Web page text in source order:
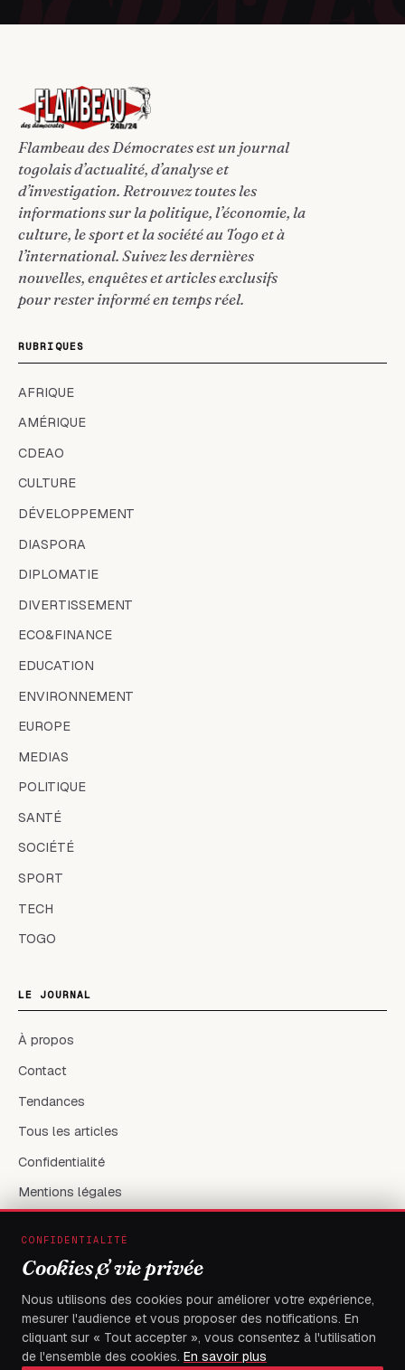
Flambeau des Démocrates est un journal
togolais d’actualité, d’analyse et
d’investigation. Retrouvez toutes les
informations sur la politique, l’économie, la
culture, le sport et la société au Togo et à
l’international. Suivez les dernières
nouvelles, enquêtes et articles exclusifs
pour rester informé en temps réel.
RUBRIQUES
AFRIQUE
AMÉRIQUE
CDEAO
CULTURE
DÉVELOPPEMENT
DIASPORA
DIPLOMATIE
DIVERTISSEMENT
ECO&FINANCE
EDUCATION
ENVIRONNEMENT
EUROPE
MEDIAS
POLITIQUE
SANTÉ
SOCIÉTÉ
SPORT
TECH
TOGO
LE JOURNAL
À propos
Contact
Tendances
Tous les articles
Confidentialité
Mentions légales
X / Twitter
flambeaudesdemocrates@gmail.com
CONFIDENTIALITÉ
Cookies & vie privée
Nous utilisons des cookies pour améliorer votre expérience,
mesurer l'audience et vous proposer des notifications. En
cliquant sur « Tout accepter », vous consentez à l'utilisation
de l'ensemble des cookies. En savoir plus